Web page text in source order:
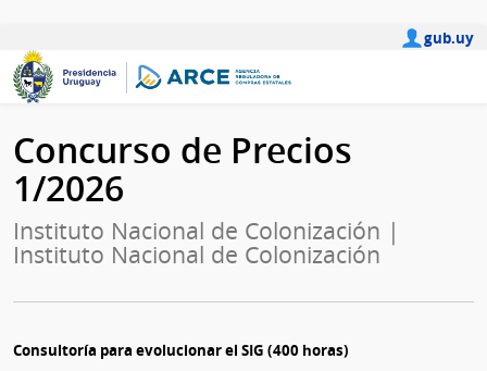
gub.uy
Concurso de Precios
1/2026
Instituto Nacional de Colonización |
Instituto Nacional de Colonización
Consultoría para evolucionar el SIG (400 horas)